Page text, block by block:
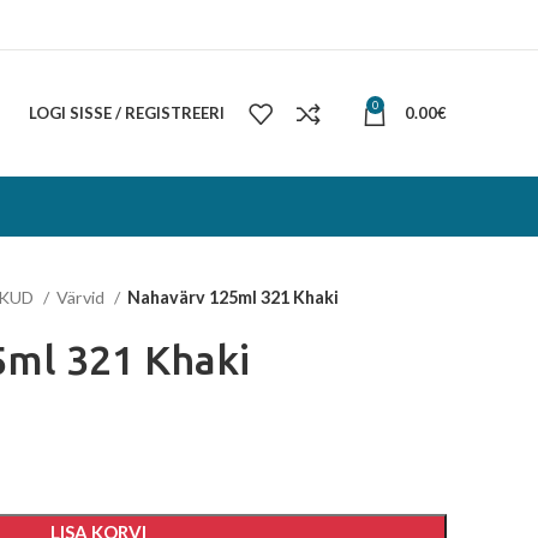
LOGI SISSE / REGISTREERI 0 0.00€
Värvid Nahavärv 125ml 321 Khaki
321 Khaki
LISA KORVI